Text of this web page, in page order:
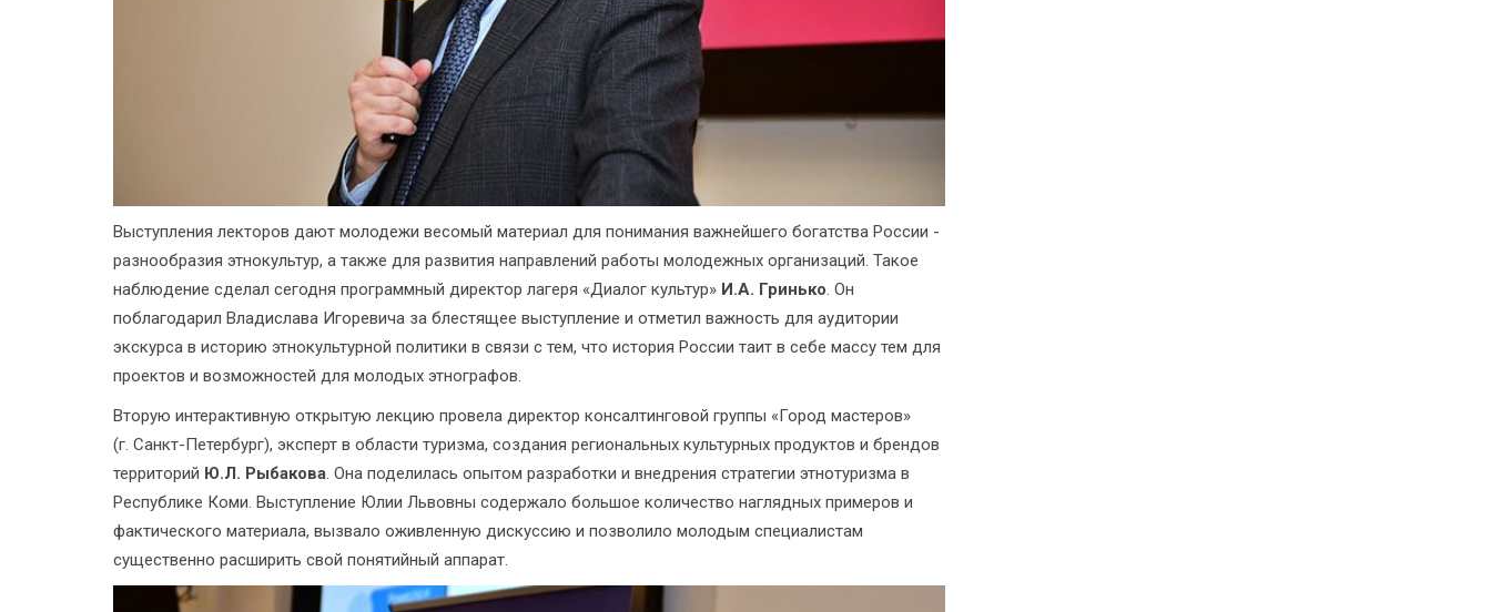
Выступления лекторов дают молодежи весомый материал для понимания важнейшего богатства России -
разнообразия этнокультур, а также для развития направлений работы молодежных организаций. Такое
наблюдение сделал сегодня программный директор лагеря «Диалог культур» И.А. Гринько. Он
поблагодарил Владислава Игоревича за блестящее выступление и отметил важность для аудитории
экскурса в историю этнокультурной политики в связи с тем, что история России таит в себе массу тем для
проектов и возможностей для молодых этнографов.
Вторую интерактивную открытую лекцию провела директор консалтинговой группы «Город мастеров»
(г. Санкт-Петербург), эксперт в области туризма, создания региональных культурных продуктов и брендов
территорий Ю.Л. Рыбакова. Она поделилась опытом разработки и внедрения стратегии этнотуризма в
Республике Коми. Выступление Юлии Львовны содержало большое количество наглядных примеров и
фактического материала, вызвало оживленную дискуссию и позволило молодым специалистам
существенно расширить свой понятийный аппарат.